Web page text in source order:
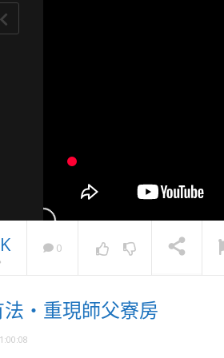
NOW PLAYING
0
・重現師父寮房